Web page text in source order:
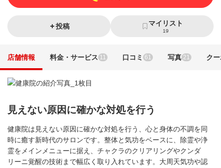
投稿 マイリスト
19
店舗情報 料金・サービス 11 口コミ 61 写真 21 ク
見えない原因に確かな対処を行う
健康院は見えない原因に確かな対処を行う、心と身体の不調を同
時に癒す新時代のサロンです。整体と気功をベースに、除霊や浄
霊をメインメニューに据え、チャクラのクリアリングやクンダ
リーニ覚醒の技術まで幅広く取り入れています。大周天気功や認